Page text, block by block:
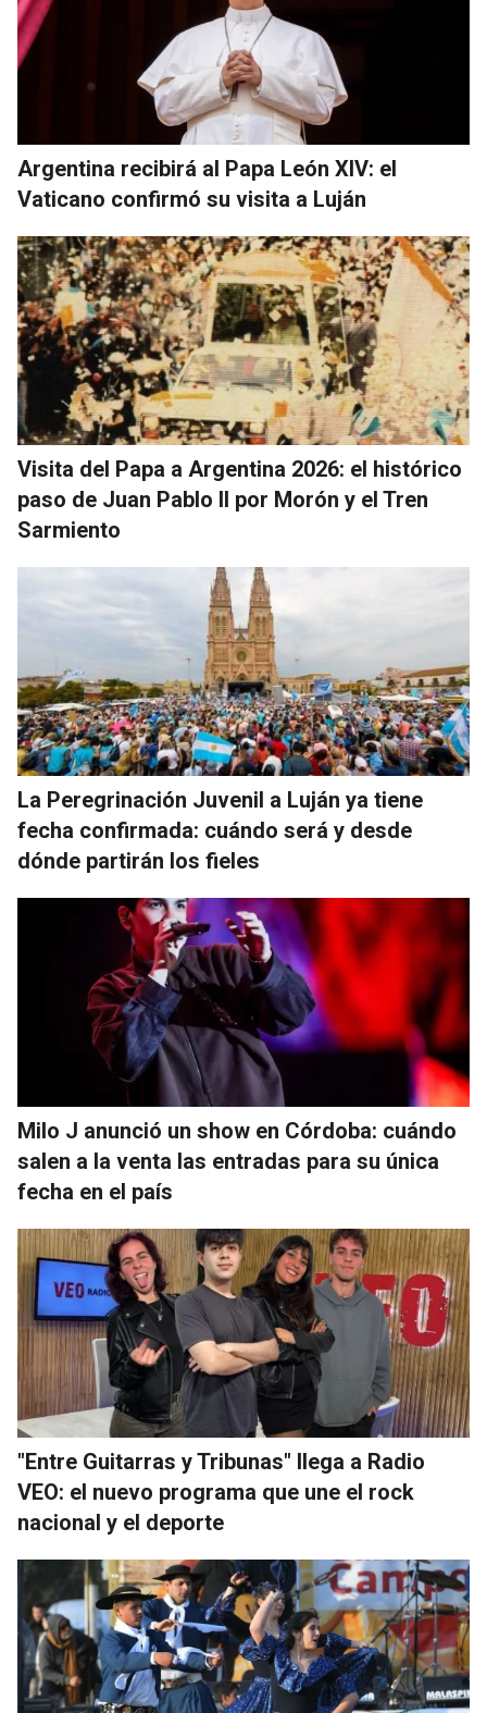
Argentina recibirá al Papa León XIV: el
Vaticano confirmó su visita a Luján
Visita del Papa a Argentina 2026: el histórico
paso de Juan Pablo II por Morón y el Tren
Sarmiento
La Peregrinación Juvenil a Luján ya tiene
fecha confirmada: cuándo será y desde
dónde partirán los fieles
Milo J anunció un show en Córdoba: cuándo
salen a la venta las entradas para su única
fecha en el país
"Entre Guitarras y Tribunas" llega a Radio
VEO: el nuevo programa que une el rock
nacional y el deporte